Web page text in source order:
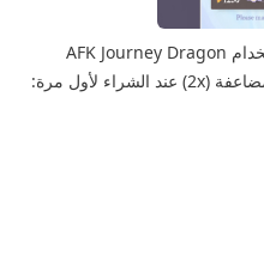
يمكن شحن الألماس داخل اللعبة باستخدام AFK Journey Dragon